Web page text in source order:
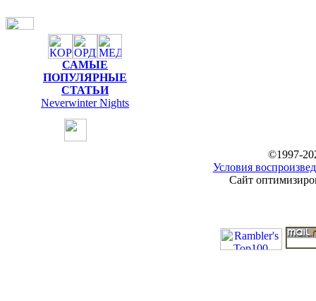
САМЫЕ
ПОПУЛЯРНЫЕ
СТАТЬИ
Neverwinter Nights
©1997-
Условия
Сайт